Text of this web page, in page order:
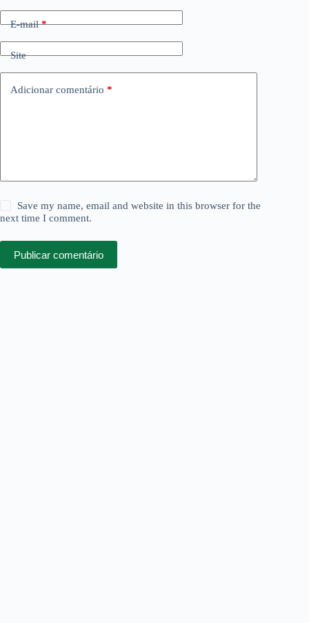
E-mail*
Site
Adicionar comentário *
Save my name, email and website in this browser for the
next time I comment.
Publicar comentário